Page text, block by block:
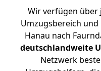
Wir verfügen über
Umzugsbereich
Hanau nach
deutschlandweite
Netzwerk